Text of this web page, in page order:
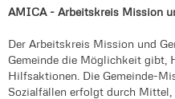
AMICA - Arbeitskreis Mission
Der Arbeitskreis Mission und
Gemeinde die Möglichkeit gibt,
Hilfsaktionen. Die Gemeinde-
Sozialfällen erfolgt durch Mittel,